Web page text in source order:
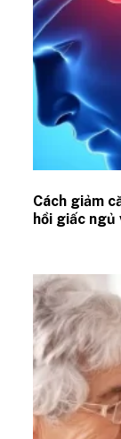
Cách giảm
hồi giấc ngủ